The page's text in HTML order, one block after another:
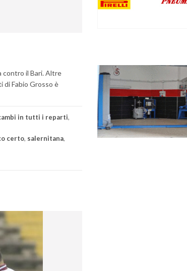
contro il Bari. Altre
di Fabio Grosso è
in tutti i reparti,
certo, salernitana,